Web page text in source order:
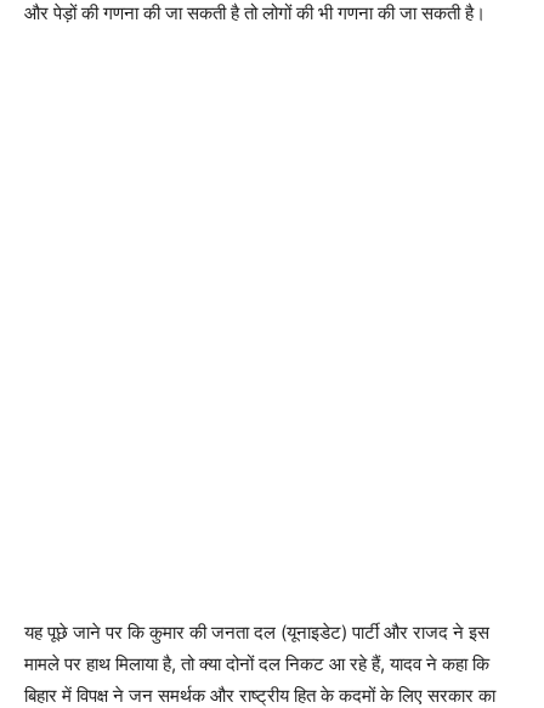
और पेड़ों की गणना की जा सकती है तो लोगों की भी गणना की जा सकती है।
यह पूछे जाने पर कि कुमार की जनता दल (यूनाइडेट) पार्टी और राजद ने इस
मामले पर हाथ मिलाया है, तो क्या दोनों दल निकट आ रहे हैं, यादव ने कहा कि
बिहार में विपक्ष ने जन समर्थक और राष्ट्रीय हित के कदमों के लिए सरकार का